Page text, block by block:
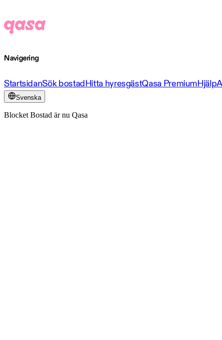
Navigering
StartsidanSök bostadHitta hyresgästQasa PremiumHjälp
Svenska
Blocket Bostad är nu Qasa